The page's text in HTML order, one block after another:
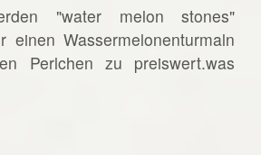
"water melon stones"
einen Wassermelonenturmaln
Perlchen zu preiswert.was